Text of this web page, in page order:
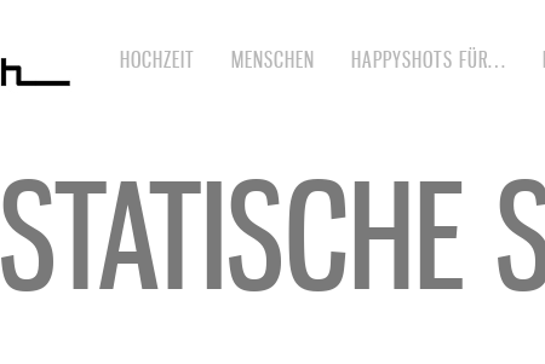
HOCHZEIT MENSCHEN HAPPYSHOTS FÜR…
STATISCHE